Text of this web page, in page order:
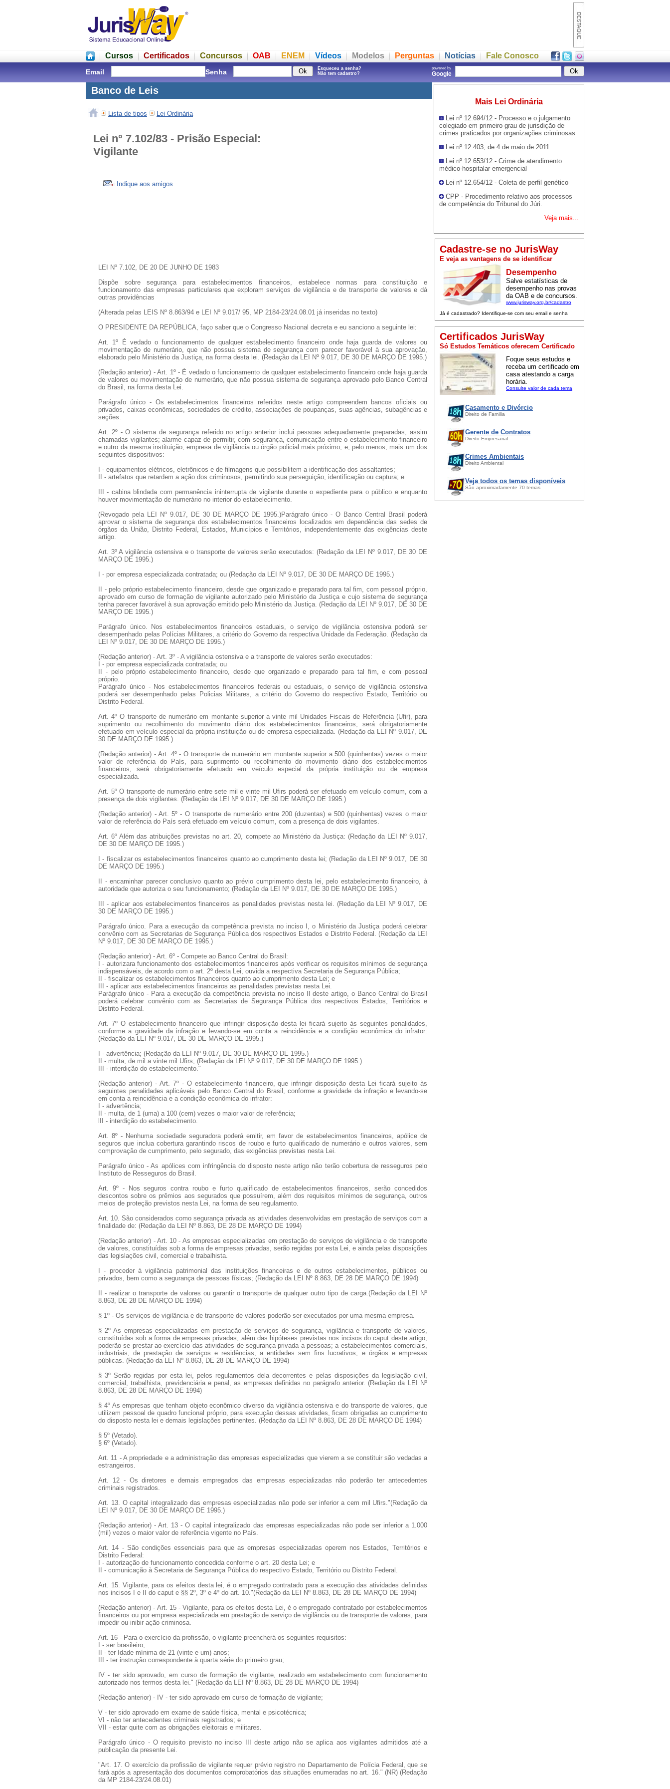
Cursos Certificados Concursos OAB ENEM Vídeos Modelos Perguntas Notícias Fale Conosco
Email Senha
Esqueceu a senha?
Não tem cadastro?
powered by
Google
Banco de Leis
Mais Lei Ordinária
Lei nº 12.694/12 - Processo e o julgamento
colegiado em primeiro grau de jurisdição de
crimes praticados por organizações criminosas
Lei nº 12.403, de 4 de maio de 2011.
Lei nº 12.653/12 - Crime de atendimento
médico-hospitalar emergencial
Lei nº 12.654/12 - Coleta de perfil genético
CPP - Procedimento relativo aos processos
de competência do Tribunal do Júri.
Veja mais...
Cadastre-se no JurisWay
E veja as vantagens de se identificar
Desempenho
Salve estatísticas de
desempenho nas provas
da OAB e de concursos.
www.jurisway.org.br/cadastro
Já é cadastrado? Identifique-se com seu email e senha
Certificados JurisWay
Só Estudos Temáticos oferecem Certificado
Foque seus estudos e
receba um certificado em
casa atestando a carga
horária.
Consulte valor de cada tema
Casamento e Divórcio
Direito de Família
Gerente de Contratos
Direito Empresarial
Crimes Ambientais
Direito Ambiental
Veja todos os temas disponíveis
São aproximadamente 70 temas
Lista de tipos Lei Ordinária
Lei n° 7.102/83 - Prisão Especial:
Vigilante
Indique aos amigos
LEI Nº 7.102, DE 20 DE JUNHO DE 1983
Dispõe sobre segurança para estabelecimentos financeiros, estabelece normas para constituição e
funcionamento das empresas particulares que exploram serviços de vigilância e de transporte de valores e dá
outras providências
(Alterada pelas LEIS Nº 8.863/94 e LEI Nº 9.017/ 95, MP 2184-23/24.08.01 já inseridas no texto)
O PRESIDENTE DA REPÚBLICA, faço saber que o Congresso Nacional decreta e eu sanciono a seguinte lei:
Art. 1º É vedado o funcionamento de qualquer estabelecimento financeiro onde haja guarda de valores ou
movimentação de numerário, que não possua sistema de segurança com parecer favorável à sua aprovação,
elaborado pelo Ministério da Justiça, na forma desta lei. (Redação da LEI Nº 9.017, DE 30 DE MARÇO DE 1995.)
(Redação anterior) - Art. 1º - É vedado o funcionamento de qualquer estabelecimento financeiro onde haja guarda
de valores ou movimentação de numerário, que não possua sistema de segurança aprovado pelo Banco Central
do Brasil, na forma desta Lei.
Parágrafo único - Os estabelecimentos financeiros referidos neste artigo compreendem bancos oficiais ou
privados, caixas econômicas, sociedades de crédito, associações de poupanças, suas agências, subagências e
seções.
Art. 2º - O sistema de segurança referido no artigo anterior inclui pessoas adequadamente preparadas, assim
chamadas vigilantes; alarme capaz de permitir, com segurança, comunicação entre o estabelecimento financeiro
e outro da mesma instituição, empresa de vigilância ou órgão policial mais próximo; e, pelo menos, mais um dos
seguintes dispositivos:
I - equipamentos elétricos, eletrônicos e de filmagens que possibilitem a identificação dos assaltantes;
II - artefatos que retardem a ação dos criminosos, permitindo sua perseguição, identificação ou captura; e
III - cabina blindada com permanência ininterrupta de vigilante durante o expediente para o público e enquanto
houver movimentação de numerário no interior do estabelecimento.
(Revogado pela LEI Nº 9.017, DE 30 DE MARÇO DE 1995.)Parágrafo único - O Banco Central Brasil poderá
aprovar o sistema de segurança dos estabelecimentos financeiros localizados em dependência das sedes de
órgãos da União, Distrito Federal, Estados, Municípios e Territórios, independentemente das exigências deste
artigo.
Art. 3º A vigilância ostensiva e o transporte de valores serão executados: (Redação da LEI Nº 9.017, DE 30 DE
MARÇO DE 1995.)
I - por empresa especializada contratada; ou (Redação da LEI Nº 9.017, DE 30 DE MARÇO DE 1995.)
II - pelo próprio estabelecimento financeiro, desde que organizado e preparado para tal fim, com pessoal próprio,
aprovado em curso de formação de vigilante autorizado pelo Ministério da Justiça e cujo sistema de segurança
tenha parecer favorável à sua aprovação emitido pelo Ministério da Justiça. (Redação da LEI Nº 9.017, DE 30 DE
MARÇO DE 1995.)
Parágrafo único. Nos estabelecimentos financeiros estaduais, o serviço de vigilância ostensiva poderá ser
desempenhado pelas Polícias Militares, a critério do Governo da respectiva Unidade da Federação. (Redação da
LEI Nº 9.017, DE 30 DE MARÇO DE 1995.)
(Redação anterior) - Art. 3º - A vigilância ostensiva e a transporte de valores serão executados:
I - por empresa especializada contratada; ou
II - pelo próprio estabelecimento financeiro, desde que organizado e preparado para tal fim, e com pessoal
próprio.
Parágrafo único - Nos estabelecimentos financeiros federais ou estaduais, o serviço de vigilância ostensiva
poderá ser desempenhado pelas Policias Militares, a critério do Governo do respectivo Estado, Território ou
Distrito Federal.
Art. 4º O transporte de numerário em montante superior a vinte mil Unidades Fiscais de Referência (Ufir), para
suprimento ou recolhimento do movimento diário dos estabelecimentos financeiros, será obrigatoriamente
efetuado em veículo especial da própria instituição ou de empresa especializada. (Redação da LEI Nº 9.017, DE
30 DE MARÇO DE 1995.)
(Redação anterior) - Art. 4º - O transporte de numerário em montante superior a 500 (quinhentas) vezes o maior
valor de referência do País, para suprimento ou recolhimento do movimento diário dos estabelecimentos
financeiros, será obrigatoriamente efetuado em veículo especial da própria instituição ou de empresa
especializada.
Art. 5º O transporte de numerário entre sete mil e vinte mil Ufirs poderá ser efetuado em veículo comum, com a
presença de dois vigilantes. (Redação da LEI Nº 9.017, DE 30 DE MARÇO DE 1995.)
(Redação anterior) - Art. 5º - O transporte de numerário entre 200 (duzentas) e 500 (quinhentas) vezes o maior
valor de referência do País será efetuado em veículo comum, com a presença de dois vigilantes.
Art. 6º Além das atribuições previstas no art. 20, compete ao Ministério da Justiça: (Redação da LEI Nº 9.017,
DE 30 DE MARÇO DE 1995.)
I - fiscalizar os estabelecimentos financeiros quanto ao cumprimento desta lei; (Redação da LEI Nº 9.017, DE 30
DE MARÇO DE 1995.)
II - encaminhar parecer conclusivo quanto ao prévio cumprimento desta lei, pelo estabelecimento financeiro, à
autoridade que autoriza o seu funcionamento; (Redação da LEI Nº 9.017, DE 30 DE MARÇO DE 1995.)
III - aplicar aos estabelecimentos financeiros as penalidades previstas nesta lei. (Redação da LEI Nº 9.017, DE
30 DE MARÇO DE 1995.)
Parágrafo único. Para a execução da competência prevista no inciso I, o Ministério da Justiça poderá celebrar
convênio com as Secretarias de Segurança Pública dos respectivos Estados e Distrito Federal. (Redação da LEI
Nº 9.017, DE 30 DE MARÇO DE 1995.)
(Redação anterior) - Art. 6º - Compete ao Banco Central do Brasil:
I - autorizara funcionamento dos estabelecimentos financeiros após verificar os requisitos mínimos de segurança
indispensáveis, de acordo com o art. 2º desta Lei, ouvida a respectiva Secretaria de Segurança Pública;
II - fiscalizar os estabelecimentos financeiros quanto ao cumprimento desta Lei; e
III - aplicar aos estabelecimentos financeiros as penalidades previstas nesta Lei.
Parágrafo único - Para a execução da competência prevista no inciso Il deste artigo, o Banco Central do Brasil
poderá celebrar convênio com as Secretarias de Segurança Pública dos respectivos Estados, Territórios e
Distrito Federal.
Art. 7º O estabelecimento financeiro que infringir disposição desta lei ficará sujeito às seguintes penalidades,
conforme a gravidade da infração e levando-se em conta a reincidência e a condição econômica do infrator:
(Redação da LEI Nº 9.017, DE 30 DE MARÇO DE 1995.)
I - advertência; (Redação da LEI Nº 9.017, DE 30 DE MARÇO DE 1995.)
II - multa, de mil a vinte mil Ufirs; (Redação da LEI Nº 9.017, DE 30 DE MARÇO DE 1995.)
III - interdição do estabelecimento."
(Redação anterior) - Art. 7º - O estabelecimento financeiro, que infringir disposição desta Lei ficará sujeito às
seguintes penalidades aplicáveis pelo Banco Central do Brasil, conforme a gravidade da infração e levando-se
em conta a reincidência e a condição econômica do infrator:
I - advertência;
II - multa, de 1 (uma) a 100 (cem) vezes o maior valor de referência;
lII - interdição do estabelecimento.
Art. 8º - Nenhuma sociedade seguradora poderá emitir, em favor de estabelecimentos financeiros, apólice de
seguros que inclua cobertura garantindo riscos de roubo e furto qualificado de numerário e outros valores, sem
comprovação de cumprimento, pelo segurado, das exigências previstas nesta Lei.
Parágrafo único - As apólices com infringência do disposto neste artigo não terão cobertura de resseguros pelo
Instituto de Resseguros do Brasil.
Art. 9º - Nos seguros contra roubo e furto qualificado de estabelecimentos financeiros, serão concedidos
descontos sobre os prêmios aos segurados que possuírem, além dos requisitos mínimos de segurança, outros
meios de proteção previstos nesta Lei, na forma de seu regulamento.
Art. 10. São considerados como segurança privada as atividades desenvolvidas em prestação de serviços com a
finalidade de: (Redação da LEI Nº 8.863, DE 28 DE MARÇO DE 1994)
(Redação anterior) - Art. 10 - As empresas especializadas em prestação de serviços de vigilância e de transporte
de valores, constituídas sob a forma de empresas privadas, serão regidas por esta Lei, e ainda pelas disposições
das legislações civil, comercial e trabalhista.
I - proceder à vigilância patrimonial das instituições financeiras e de outros estabelecimentos, públicos ou
privados, bem como a segurança de pessoas físicas; (Redação da LEI Nº 8.863, DE 28 DE MARÇO DE 1994)
II - realizar o transporte de valores ou garantir o transporte de qualquer outro tipo de carga.(Redação da LEI Nº
8.863, DE 28 DE MARÇO DE 1994)
§ 1º - Os serviços de vigilância e de transporte de valores poderão ser executados por uma mesma empresa.
§ 2º As empresas especializadas em prestação de serviços de segurança, vigilância e transporte de valores,
constituídas sob a forma de empresas privadas, além das hipóteses previstas nos incisos do caput deste artigo,
poderão se prestar ao exercício das atividades de segurança privada a pessoas; a estabelecimentos comerciais,
industriais, de prestação de serviços e residências; a entidades sem fins lucrativos; e órgãos e empresas
públicas. (Redação da LEI Nº 8.863, DE 28 DE MARÇO DE 1994)
§ 3º Serão regidas por esta lei, pelos regulamentos dela decorrentes e pelas disposições da legislação civil,
comercial, trabalhista, previdenciária e penal, as empresas definidas no parágrafo anterior. (Redação da LEI Nº
8.863, DE 28 DE MARÇO DE 1994)
§ 4º As empresas que tenham objeto econômico diverso da vigilância ostensiva e do transporte de valores, que
utilizem pessoal de quadro funcional próprio, para execução dessas atividades, ficam obrigadas ao cumprimento
do disposto nesta lei e demais legislações pertinentes. (Redação da LEI Nº 8.863, DE 28 DE MARÇO DE 1994)
§ 5º (Vetado).
§ 6º (Vetado).
Art. 11 - A propriedade e a administração das empresas especializadas que vierem a se constituir são vedadas a
estrangeiros.
Art. 12 - Os diretores e demais empregados das empresas especializadas não poderão ter antecedentes
criminais registrados.
Art. 13. O capital integralizado das empresas especializadas não pode ser inferior a cem mil Ufirs."(Redação da
LEI Nº 9.017, DE 30 DE MARÇO DE 1995.)
(Redação anterior) - Art. 13 - O capital integralizado das empresas especializadas não pode ser inferior a 1.000
(mil) vezes o maior valor de referência vigente no País.
Art. 14 - São condições essenciais para que as empresas especializadas operem nos Estados, Territórios e
Distrito Federal:
I - autorização de funcionamento concedida conforme o art. 20 desta Lei; e
II - comunicação à Secretaria de Segurança Pública do respectivo Estado, Território ou Distrito Federal.
Art. 15. Vigilante, para os efeitos desta lei, é o empregado contratado para a execução das atividades definidas
nos incisos I e II do caput e §§ 2º, 3º e 4º do art. 10."(Redação da LEI Nº 8.863, DE 28 DE MARÇO DE 1994)
(Redação anterior) - Art. 15 - Vigilante, para os efeitos desta Lei, é o empregado contratado por estabelecimentos
financeiros ou por empresa especializada em prestação de serviço de vigilância ou de transporte de valores, para
impedir ou inibir ação criminosa.
Art. 16 - Para o exercício da profissão, o vigilante preencherá os seguintes requisitos:
I - ser brasileiro;
II - ter Idade mínima de 21 (vinte e um) anos;
III - ter instrução correspondente à quarta série do primeiro grau;
IV - ter sido aprovado, em curso de formação de vigilante, realizado em estabelecimento com funcionamento
autorizado nos termos desta lei." (Redação da LEI Nº 8.863, DE 28 DE MARÇO DE 1994)
(Redação anterior) - IV - ter sido aprovado em curso de formação de vigilante;
V - ter sido aprovado em exame de saúde física, mental e psicotécnica;
VI - não ter antecedentes criminais registrados; e
VII - estar quite com as obrigações eleitorais e militares.
Parágrafo único - O requisito previsto no inciso III deste artigo não se aplica aos vigilantes admitidos até a
publicação da presente Lei.
"Art. 17. O exercício da profissão de vigilante requer prévio registro no Departamento de Polícia Federal, que se
fará após a apresentação dos documentos comprobatórios das situações enumeradas no art. 16." (NR) (Redação
da MP 2184-23/24.08.01)